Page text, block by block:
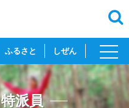
ふるさと しぜん
toggle
派員